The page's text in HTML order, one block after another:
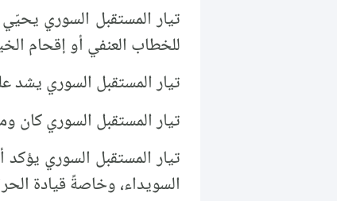
تيار المستقبل السوري
للخطاب العنفي أو إقحام
تيار المستقبل السوري يشد
تيار المستقبل السوري كان
تيار المستقبل السوري
السويداء، وخاصةً قيادة